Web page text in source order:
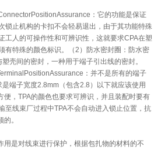
：它的功能是保证
锁止机构的卡扣不会轻易退出，由于其功能特殊
工人的可操作性和可辨识性，这就要求CPA在塑
有特殊的颜色标识。（2）防水密封圈：防水密
壳间的密封，一种用于端子引出线的密封。
：并不是所有的端子
端子宽度2.8mm（包含2.8）以下就应该使用
便，TPA的颜色也要求可辨识，并且装配时要有
至线束厂过程中TPA不会自动进入锁止位置，抗
。
用是对线束进行保护，根据包扎物的材料的不